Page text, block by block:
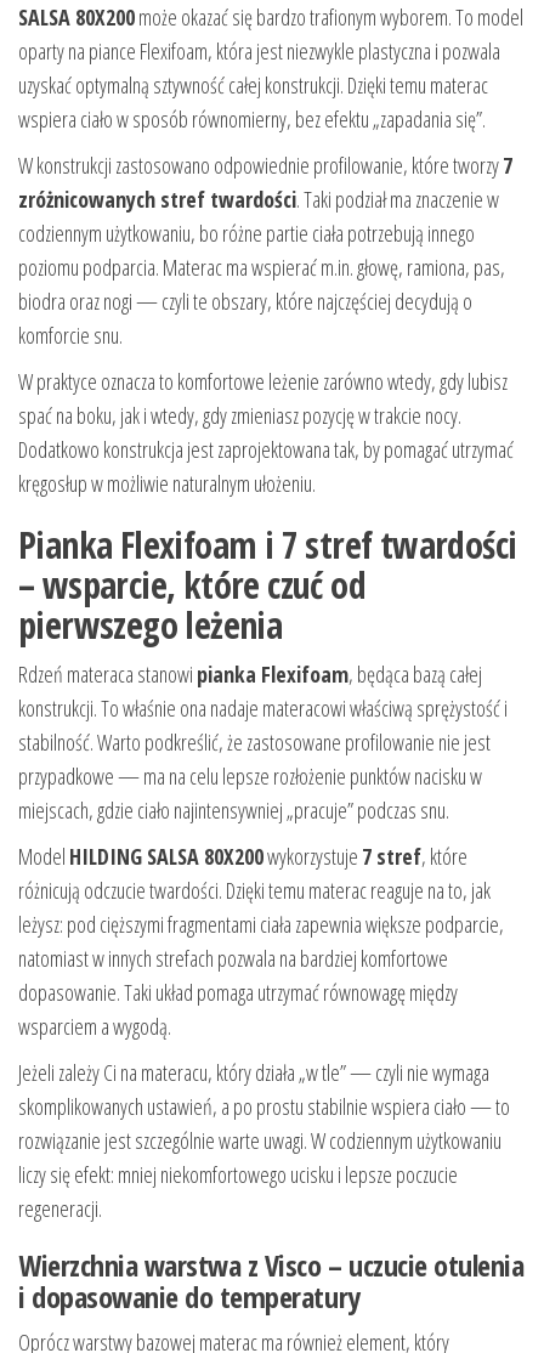
SALSA 80X200może okazać się bardzo trafionym wyborem. To model
oparty na piance Flexifoam, która jest niezwykle plastyczna i pozwala
uzyskać optymalną sztywność całej konstrukcji. Dzięki temu materac
wspiera ciało w sposób równomierny, bez efektu „zapadania się”.
W konstrukcji zastosowano odpowiednie profilowanie, które tworzy7
zróżnicowanych stref twardości. Taki podział ma znaczenie w
codziennym użytkowaniu, bo różne partie ciała potrzebują innego
poziomu podparcia. Materac ma wspierać m.in. głowę, ramiona, pas,
biodra oraz nogi — czyli te obszary, które najczęściej decydują o
komforcie snu.
W praktyce oznacza to komfortowe leżenie zarówno wtedy, gdy lubisz
spać na boku, jak i wtedy, gdy zmieniasz pozycję w trakcie nocy.
Dodatkowo konstrukcja jest zaprojektowana tak, by pomagać utrzymać
kręgosłup w możliwie naturalnym ułożeniu.
Pianka Flexifoam i 7 stref twardości
– wsparcie, które czuć od
pierwszego leżenia
Rdzeń materaca stanowi pianka Flexifoam, będąca bazą całej
konstrukcji. To właśnie ona nadaje materacowi właściwą sprężystość i
stabilność. Warto podkreślić, że zastosowane profilowanie nie jest
przypadkowe — ma na celu lepsze rozłożenie punktów nacisku w
miejscach, gdzie ciało najintensywniej „pracuje” podczas snu.
Model HILDING SALSA 80X200wykorzystuje 7 stref, które
różnicują odczucie twardości. Dzięki temu materac reaguje na to, jak
leżysz: pod cięższymi fragmentami ciała zapewnia większe podparcie,
natomiast w innych strefach pozwala na bardziej komfortowe
dopasowanie. Taki układ pomaga utrzymać równowagę między
wsparciem a wygodą.
Jeżeli zależy Ci na materacu, który działa „w tle” — czyli nie wymaga
skomplikowanych ustawień, a po prostu stabilnie wspiera ciało — to
rozwiązanie jest szczególnie warte uwagi. W codziennym użytkowaniu
liczy się efekt: mniej niekomfortowego ucisku i lepsze poczucie
regeneracji.
Wierzchnia warstwa z Visco – uczucie otulenia
i dopasowanie do temperatury
Oprócz warstwy bazowej materac ma również element, który